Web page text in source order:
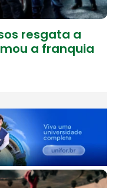
resgata a
a franquia